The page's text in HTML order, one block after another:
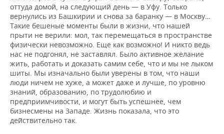
оттуда домой, на следующий день — в Уфу. Только
вернулись из Башкирии и снова за баранку — в Москву…
Такие бешеные моменты были в жизни, что нашей
прыти не верили: мол, так перемещаться в пространстве
физически невозможно. Еще как возможно! И никто ведь
нас не подгонял, не заставлял. Было активное желание
жить, работать и доказать самим себе, что и мы не лыком
шиты. Мы изначально были уверены в том, что наши
люди ничем не хуже, а может даже и лучше, по уровню
знаний, образованию, по трудолюбию и
предприимчивости, и могут быть успешнее, чем
бизнесмены на Западе. Жизнь показала, что это
действительно так.